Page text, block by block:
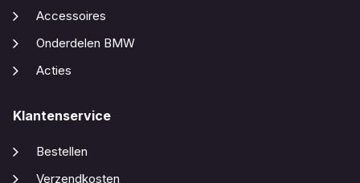
Accessoires
Onderdelen BMW
Acties
Klantenservice
Bestellen
Verzendkosten